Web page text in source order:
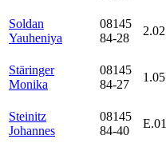
Soldan
Yauheniya
08145
84-28
2.02
Stäringer
Monika
08145
84-27
1.05
Steinitz
Johannes
08145
84-40
E.01